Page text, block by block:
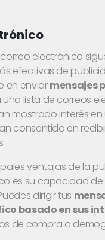
electrónico
efectivas de
en enviarmensajes
lista de correos
mostrado interés
consentido en
ventajas de la
es su capacidad de
dirigir tus
basado en sus
de compra o